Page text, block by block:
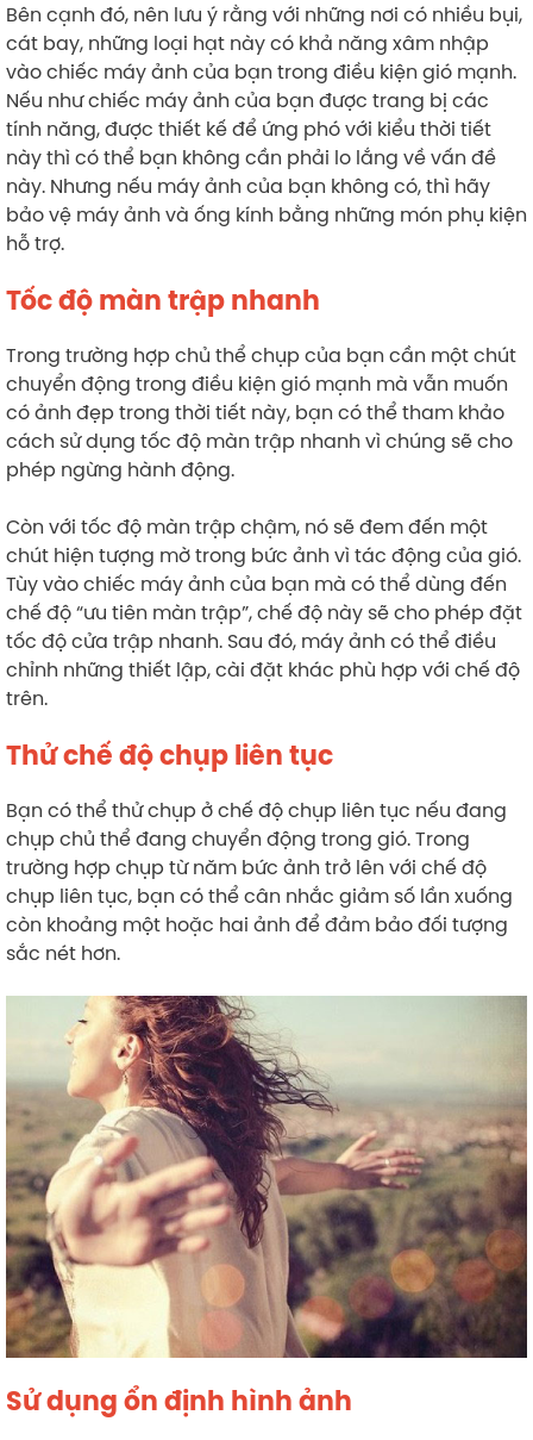
Bên cạnh đó, nên lưu ý rằng với những nơi có nhiều bụi,
cát bay, những loại hạt này có khả năng xâm nhập
vào chiếc máy ảnh của bạn trong điều kiện gió mạnh.
Nếu như chiếc máy ảnh của bạn được trang bị các
tính năng, được thiết kế để ứng phó với kiểu thời tiết
này thì có thể bạn không cần phải lo lắng về vấn đề
này. Nhưng nếu máy ảnh của bạn không có, thì hãy
bảo vệ máy ảnh và ống kính bằng những món phụ kiện
hỗ trợ.
Tốc độ màn trập nhanh
Trong trường hợp chủ thể chụp của bạn cần một chút
chuyển động trong điều kiện gió mạnh mà vẫn muốn
có ảnh đẹp trong thời tiết này, bạn có thể tham khảo
cách sử dụng tốc độ màn trập nhanh vì chúng sẽ cho
phép ngừng hành động.
Còn với tốc độ màn trập chậm, nó sẽ đem đến một
chút hiện tượng mờ trong bức ảnh vì tác động của gió.
Tùy vào chiếc máy ảnh của bạn mà có thể dùng đến
chế độ “ưu tiên màn trập”, chế độ này sẽ cho phép đặt
tốc độ cửa trập nhanh. Sau đó, máy ảnh có thể điều
chỉnh những thiết lập, cài đặt khác phù hợp với chế độ
trên.
Thử chế độ chụp liên tục
Bạn có thể thử chụp ở chế độ chụp liên tục nếu đang
chụp chủ thể đang chuyển động trong gió. Trong
trường hợp chụp từ năm bức ảnh trở lên với chế độ
chụp liên tục, bạn có thể cân nhắc giảm số lần xuống
còn khoảng một hoặc hai ảnh để đảm bảo đối tượng
sắc nét hơn.
Sử dụng ổn định hình ảnh